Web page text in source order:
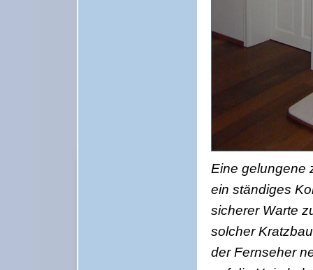
Eine gelungene
ein ständiges
sicherer Warte
solcher
der Fernseher